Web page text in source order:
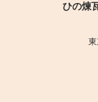
ひの煉